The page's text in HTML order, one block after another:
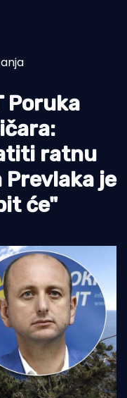
Poruka
ratnu
je
će"